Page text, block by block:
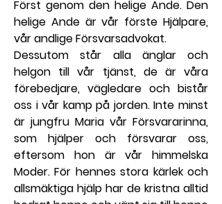
Först genom den helige Ande. Den
helige Ande är vår förste Hjälpare,
vår andlige Försvarsadvokat.
Dessutom står alla änglar och
helgon till vår tjänst, de är våra
förebedjare, vägledare och bistår
oss i vår kamp på jorden. Inte minst
är jungfru Maria vår Försvararinna,
som hjälper och försvarar oss,
eftersom hon är vår himmelska
Moder. För hennes stora kärlek och
allsmäktiga hjälp har de kristna alltid